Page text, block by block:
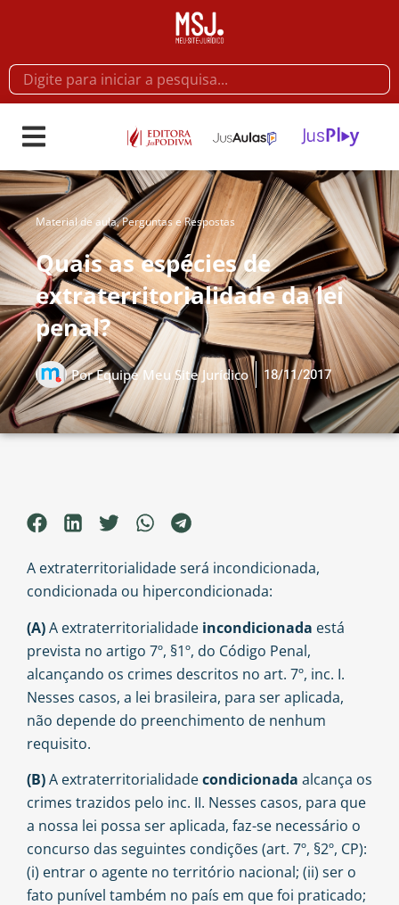
Material de aula,Perguntas e Respostas
Quais as espécies de
extraterritorialidade da lei
penal?
PorEquipe Meu Site Jurídico 18/11/2017
A extraterritorialidade será incondicionada,
condicionada ou hipercondicionada:
(A)A extraterritorialidade incondicionada está
prevista no artigo 7º, §1º, do Código Penal,
alcançando os crimes descritos no art. 7º, inc. I.
Nesses casos, a lei brasileira, para ser aplicada,
não depende do preenchimento de nenhum
requisito.
(B)A extraterritorialidadecondicionada alcança os
crimes trazidos pelo inc. II. Nesses casos, para que
a nossa lei possa ser aplicada, faz-se necessário o
concurso das seguintes condições (art. 7º, §2º, CP):
(i) entrar o agente no território nacional; (ii) ser o
fato punível também no país em que foi praticado;